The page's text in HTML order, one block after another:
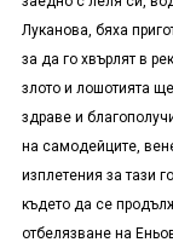
Луканова, бяха
за да го хвърлят в
злото и лошотията
здраве и
на самодейците,
изплетения за тази
където да се
отбелязване на